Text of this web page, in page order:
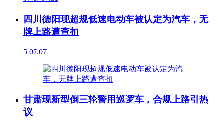
四川德阳现超规低速电动车被认定为汽车，无
牌上路遭查扣
5 07.07
甘肃现新型倒三轮警用巡逻车，合规上路引热
议